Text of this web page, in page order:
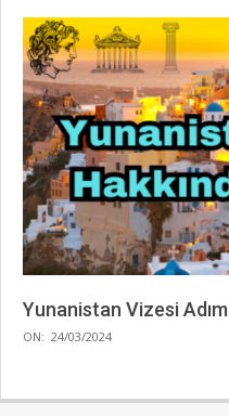
Yunanistan Vizesi
2024-
ON: 24/03/2024